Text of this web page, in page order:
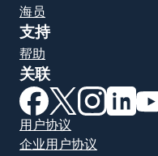
海员
支持
帮助
关联
（在新窗口中打开
（在新窗口中
（在新（
用户协议
企业用户协议